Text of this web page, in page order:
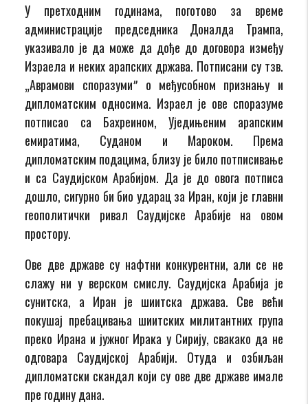
У претходним годинама, поготово за време
администрације председника Доналда Трампа,
указивало је да може да дође до договора између
Израела и неких арапских држава. Потписани су тзв.
„Аврамови споразумиˮ о међусобном признању и
дипломатским односима. Израел је ове споразуме
потписао са Бахреином, Уједињеним арапским
емиратима, Суданом и Мароком. Према
дипломатским подацима, близу је било потписивање
и са Саудијском Арабијом. Да је до овога потписа
дошло, сигурно би био ударац за Иран, који је главни
геополитички ривал Саудијске Арабије на овом
простору.
Ове две државе су нафтни конкурентни, али се не
слажу ни у верском смислу. Саудијска Арабија је
сунитска, а Иран је шиитска држава. Све већи
покушај пребацивања шиитских милитантних група
преко Ирана и јужног Ирака у Сирију, свакако да не
одговара Саудијској Арабији. Отуда и озбиљан
дипломатски скандал који су ове две државе имале
пре годину дана.